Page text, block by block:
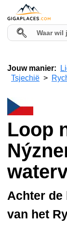
Jouw manier:
Tsjechië
Loop
Achter de
van het